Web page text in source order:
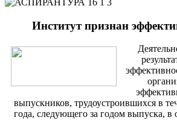
Институт признан
выпускников, трудоустроившихся в
года, следующего за годом выпуска, в